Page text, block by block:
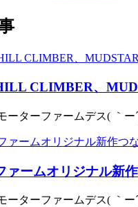
CLIMBER、
ーターファームデス( ｀
ァームオリジナル新
ーターファームデス( ｀